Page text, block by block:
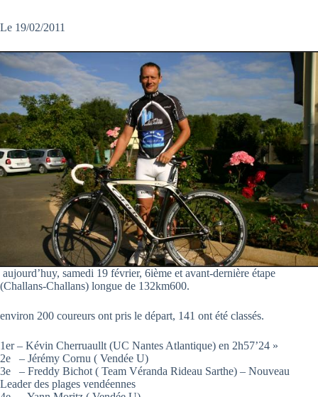
Le 19/02/2011
aujourd’huy, samedi 19 février, 6ième et avant-dernière étape
(Challans-Challans) longue de 132km600.
environ 200 coureurs ont pris le départ, 141 ont été classés.
1er – Kévin Cherruaullt (UC Nantes Atlantique) en 2h57’24 »
2e – Jérémy Cornu ( Vendée U)
3e – Freddy Bichot ( Team Véranda Rideau Sarthe) – Nouveau
Leader des plages vendéennes